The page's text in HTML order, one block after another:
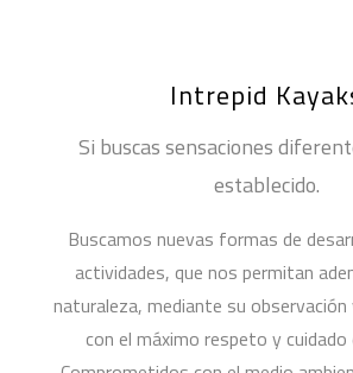
Intrepid
Si buscas sensaciones
establecido.
Buscamos nuevas formas de
actividades, que nos permitan
naturaleza, mediante su
con el máximo respeto y